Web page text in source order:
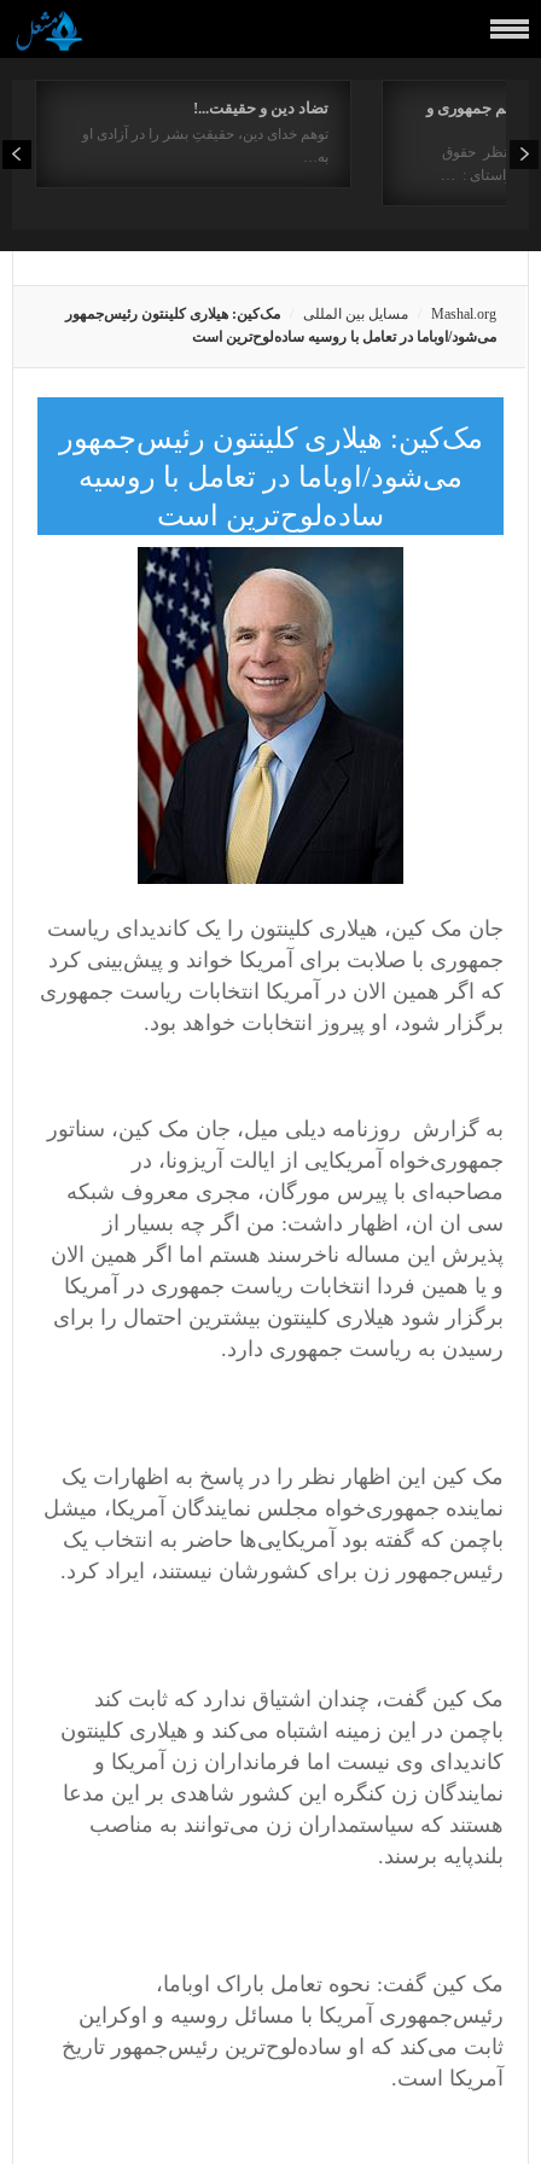
تضاد دین و حقیقت...!
توهم خدای دین، حقیقتِ بشر را در آزادی او
به…
جمهوری و
از منظر حقوق
در راستای : …
Mashal.org مسایل بین المللی
مک‌کین: هیلاری کلینتون رئیس‌جمهور
می‌شود/اوباما در تعامل با روسیه ساده‌لوح‌ترین است
مک‌کین: هیلاری کلینتون رئیس‌جمهور
می‌شود/اوباما در تعامل با روسیه
ساده‌لوح‌ترین است
جان مک کین، هیلاری کلینتون را یک کاندیدای ریاست
جمهوری با صلابت برای آمریکا خواند و پیش‌بینی کرد
که اگر همین الان در آمریکا انتخابات ریاست جمهوری
برگزار شود، او پیروز انتخابات خواهد بود.
به گزارش روزنامه دیلی میل، جان مک کین، سناتور
جمهوری‌خواه ‌آمریکایی از ایالت آریزونا، در
مصاحبه‌ای با پیرس مورگان، مجری معروف شبکه
سی ان ان، اظهار داشت: من اگر چه بسیار از
پذیرش این مساله ناخرسند هستم اما اگر همین الان
و یا همین فردا انتخابات ریاست جمهوری در آمریکا
برگزار شود هیلاری کلینتون بیشترین احتمال را برای
رسیدن به ریاست جمهوری دارد.
مک کین این اظهار نظر را در پاسخ به اظهارات یک
نماینده جمهوری‌خواه مجلس نمایندگان آمریکا، میشل
باچمن که گفته بود آمریکایی‌ها حاضر به انتخاب یک
رئیس‌جمهور زن برای کشورشان نیستند، ایراد کرد.
مک کین گفت، چندان اشتیاق ندارد که ثابت کند
باچمن در این زمینه اشتباه می‌کند و هیلاری کلینتون
کاندیدای وی نیست اما فرمانداران زن آمریکا و
نمایندگان زن کنگره این کشور شاهدی بر این مدعا
هستند که سیاستمداران زن می‌توانند به مناصب
بلندپایه برسند.
مک کین گفت: نحوه تعامل باراک اوباما،
رئیس‌جمهوری آمریکا با مسائل روسیه و اوکراین
ثابت می‌کند که او ساده‌لوح‌ترین رئیس‌جمهور تاریخ
آمریکا است.